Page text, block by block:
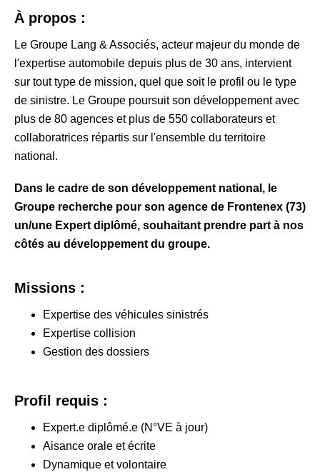
À propos :
Le Groupe Lang & Associés, acteur majeur du monde de
l'expertise automobile depuis plus de 30 ans, intervient
sur tout type de mission, quel que soit le profil ou le type
de sinistre. Le Groupe poursuit son développement avec
plus de 80 agences et plus de 550 collaborateurs et
collaboratrices répartis sur l'ensemble du territoire
national.
Dans le cadre de son développement national, le
Groupe recherche pour son agence de Frontenex (73)
un/une Expert diplômé, souhaitant prendre part à nos
côtés au développement du groupe.
Missions :
Expertise des véhicules sinistrés
Expertise collision
Gestion des dossiers
Profil requis :
Expert.e diplômé.e (N°VE à jour)
Aisance orale et écrite
Dynamique et volontaire